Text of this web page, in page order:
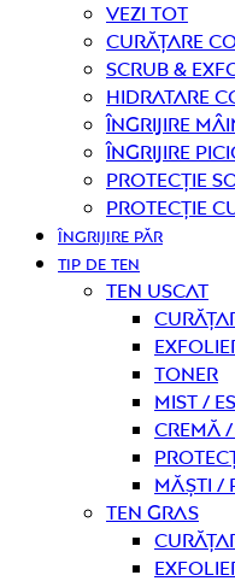
Vezi tot
curățare
Scrub &
Hidratare
Îngrijire
Îngrijire
Protecție
Protecție
ÎNGRIJIRE PĂR
TIP DE TEN
Ten uscat
Toner
Mist /
Cremă
Măști /
Ten gras